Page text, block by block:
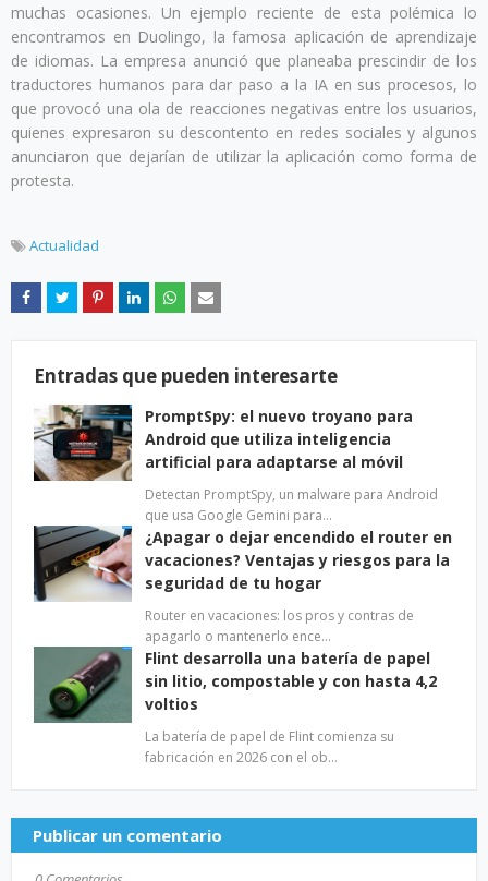
muchas ocasiones. Un ejemplo reciente de esta polémica lo
encontramos en Duolingo, la famosa aplicación de aprendizaje
de idiomas. La empresa anunció que planeaba prescindir de los
traductores humanos para dar paso a la IA en sus procesos, lo
que provocó una ola de reacciones negativas entre los usuarios,
quienes expresaron su descontento en redes sociales y algunos
anunciaron que dejarían de utilizar la aplicación como forma de
protesta.
Actualidad
Entradas que pueden interesarte
PromptSpy: el nuevo troyano para
Android que utiliza inteligencia
artificial para adaptarse al móvil
Detectan PromptSpy, un malware para Android
que usa Google Gemini para…
¿Apagar o dejar encendido el router en
vacaciones? Ventajas y riesgos para la
seguridad de tu hogar
Router en vacaciones: los pros y contras de
apagarlo o mantenerlo ence…
Flint desarrolla una batería de papel
sin litio, compostable y con hasta 4,2
voltios
La batería de papel de Flint comienza su
fabricación en 2026 con el ob…
Publicar un comentario